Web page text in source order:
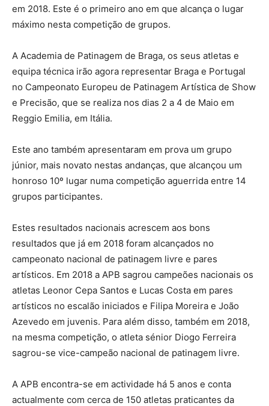
em 2018. Este é o primeiro ano em que alcança o lugar
máximo nesta competição de grupos.
A Academia de Patinagem de Braga, os seus atletas e
equipa técnica irão agora representar Braga e Portugal
no Campeonato Europeu de Patinagem Artística de Show
e Precisão, que se realiza nos dias 2 a 4 de Maio em
Reggio Emilia, em Itália.
Este ano também apresentaram em prova um grupo
júnior, mais novato nestas andanças, que alcançou um
honroso 10º lugar numa competição aguerrida entre 14
grupos participantes.
Estes resultados nacionais acrescem aos bons
resultados que já em 2018 foram alcançados no
campeonato nacional de patinagem livre e pares
artísticos. Em 2018 a APB sagrou campeões nacionais os
atletas Leonor Cepa Santos e Lucas Costa em pares
artísticos no escalão iniciados e Filipa Moreira e João
Azevedo em juvenis. Para além disso, também em 2018,
na mesma competição, o atleta sénior Diogo Ferreira
sagrou-se vice-campeão nacional de patinagem livre.
A APB encontra-se em actividade há 5 anos e conta
actualmente com cerca de 150 atletas praticantes da